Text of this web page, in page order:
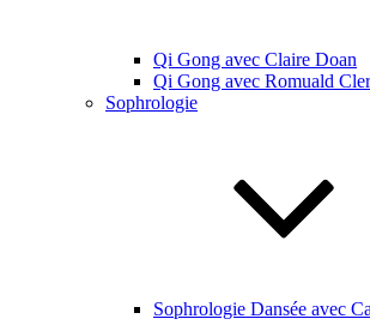
Qi Gong avec Claire Doan
Qi Gong avec Romuald
Sophrologie
Sophrologie Dansée avec